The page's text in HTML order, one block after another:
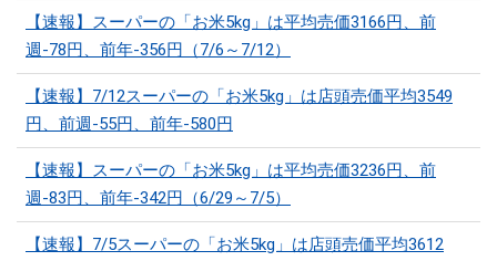
【速報】スーパーの「お米5kg」は平均売価3166円、前
週-78円、前年-356円（7/6～7/12）
【速報】7/12スーパーの「お米5kg」は店頭売価平均3549
円、前週-55円、前年-580円
【速報】スーパーの「お米5kg」は平均売価3236円、前
週-83円、前年-342円（6/29～7/5）
【速報】7/5スーパーの「お米5kg」は店頭売価平均3612